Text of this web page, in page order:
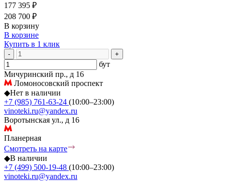
177 395 ₽
208 700 ₽
В корзину
В корзине
Купить в 1 клик
- +
бут
Мичуринский пр., д 16
Ломоносовский проспект
◆Нет в наличии
+7 (985) 761-63-24 (10:00–23:00)
vinoteki.ru@yandex.ru
Воротынская ул., д 16
Планерная
Смотреть на карте
◆В наличии
+7 (499) 500-19-48 (10:00–23:00)
vinoteki.ru@yandex.ru